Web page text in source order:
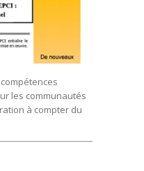
les communautés
à compter du